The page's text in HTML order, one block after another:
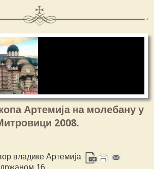
Артемија на молебану у
2008.
владике Артемија